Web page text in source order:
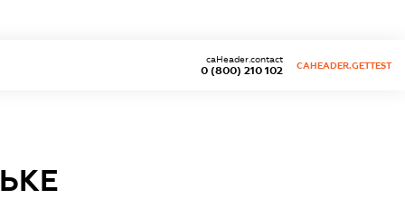
0 (800) 210 102
caHeader.contact
CAHEADER.GETTEST